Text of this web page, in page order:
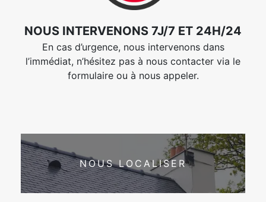
NOUS INTERVENONS 7J/7 ET 24H/24
En cas d’urgence, nous intervenons dans
l’immédiat, n’hésitez pas à nous contacter via le
formulaire ou à nous appeler.
NOUS LOCALISER